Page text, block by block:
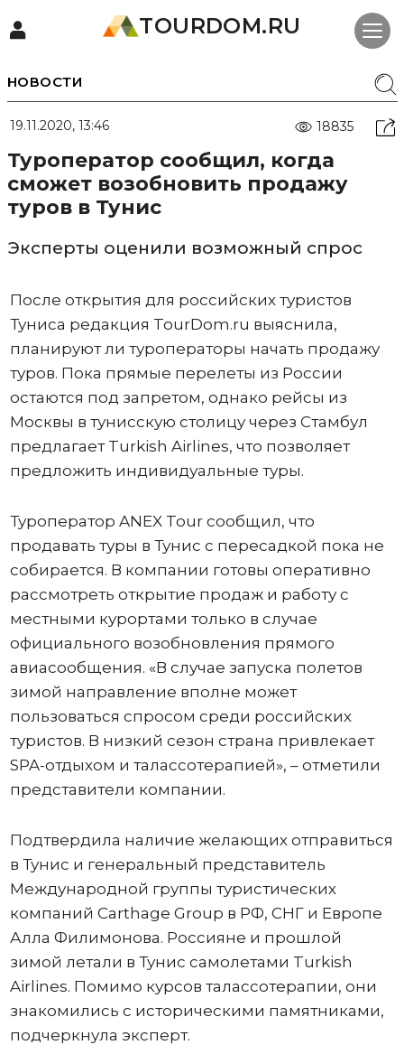
TOURDOM.RU
НОВОСТИ
19.11.2020, 13:46 18835
Туроператор сообщил, когда
сможет возобновить продажу
туров в Тунис
Эксперты оценили возможный спрос
После открытия для российских туристов
Туниса редакция TourDom.ru выяснила,
планируют ли туроператоры начать продажу
туров. Пока прямые перелеты из России
остаются под запретом, однако рейсы из
Москвы в тунисскую столицу через Стамбул
предлагает Turkish Airlines, что позволяет
предложить индивидуальные туры.
Туроператор ANEX Tour сообщил, что
продавать туры в Тунис с пересадкой пока не
собирается. В компании готовы оперативно
рассмотреть открытие продаж и работу с
местными курортами только в случае
официального возобновления прямого
авиасообщения. «В случае запуска полетов
зимой направление вполне может
пользоваться спросом среди российских
туристов. В низкий сезон страна привлекает
SPA-отдыхом и талассотерапией», – отметили
представители компании.
Подтвердила наличие желающих отправиться
в Тунис и генеральный представитель
Международной группы туристических
компаний Carthage Group в РФ, СНГ и Европе
Алла Филимонова. Россияне и прошлой
зимой летали в Тунис самолетами Turkish
Airlines. Помимо курсов талассотерапии, они
знакомились с историческими памятниками,
подчеркнула эксперт.